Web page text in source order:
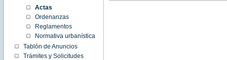
Actas
Ordenanzas
Reglamentos
Normativa urbanística
Tablón de Anuncios
Trámites y Solicitudes